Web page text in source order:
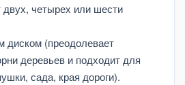
четырех или шести
диском (преодолевает
деревьев и подходит для
сада, края дороги).